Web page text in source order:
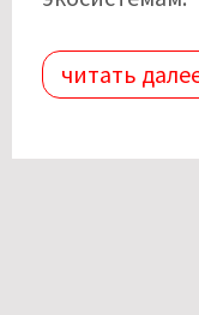
читать